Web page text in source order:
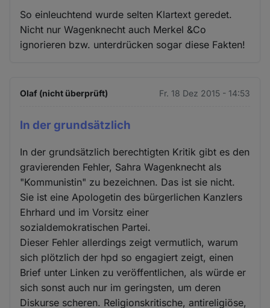
So einleuchtend wurde selten Klartext geredet.
Nicht nur Wagenknecht auch Merkel &Co
ignorieren bzw. unterdrücken sogar diese Fakten!
Olaf (nicht überprüft) Fr. 18 Dez 2015 - 14:53
In der grundsätzlich
In der grundsätzlich berechtigten Kritik gibt es den
gravierenden Fehler, Sahra Wagenknecht als
"Kommunistin" zu bezeichnen. Das ist sie nicht.
Sie ist eine Apologetin des bürgerlichen Kanzlers
Ehrhard und im Vorsitz einer
sozialdemokratischen Partei.
Dieser Fehler allerdings zeigt vermutlich, warum
sich plötzlich der hpd so engagiert zeigt, einen
Brief unter Linken zu veröffentlichen, als würde er
sich sonst auch nur im geringsten, um deren
Diskurse scheren. Religionskritische, antireligiöse,